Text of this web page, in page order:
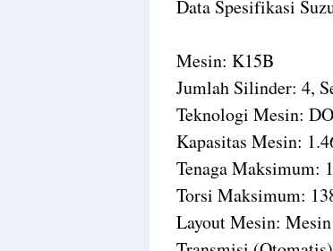
Data Spesifikasi
Mesin: K15B
Jumlah Silinder: 4,
Teknologi Mesin:
Kapasitas Mesin:
Tenaga Maksimum:
Torsi Maksimum:
Layout Mesin: Mesin